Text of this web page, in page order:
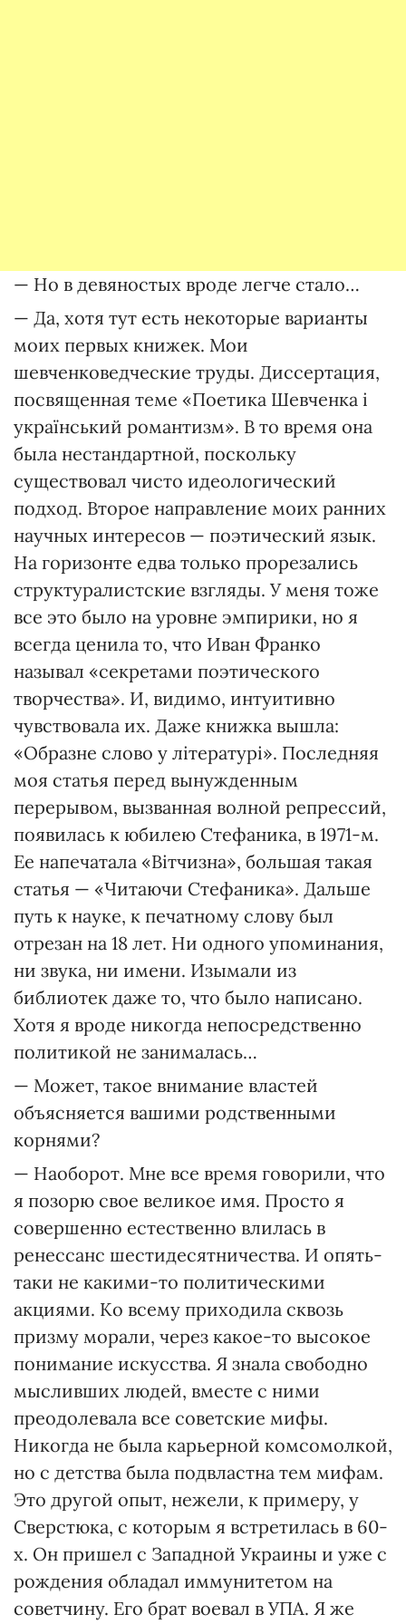
— Но в девяностых вроде легче стало…
— Да, хотя тут есть некоторые варианты
моих первых книжек. Мои
шевченковедческие труды. Диссертация,
посвященная теме «Поетика Шевченка і
український романтизм». В то время она
была нестандартной, поскольку
существовал чисто идеологический
подход. Второе направление моих ранних
научных интересов — поэтический язык.
На горизонте едва только прорезались
структуралистские взгляды. У меня тоже
все это было на уровне эмпирики, но я
всегда ценила то, что Иван Франко
называл «секретами поэтического
творчества». И, видимо, интуитивно
чувствовала их. Даже книжка вышла:
«Образне слово у літературі». Последняя
моя статья перед вынужденным
перерывом, вызванная волной репрессий,
появилась к юбилею Стефаника, в 1971-м.
Ее напечатала «Вітчизна», большая такая
статья — «Читаючи Стефаника». Дальше
путь к науке, к печатному слову был
отрезан на 18 лет. Ни одного упоминания,
ни звука, ни имени. Изымали из
библиотек даже то, что было написано.
Хотя я вроде никогда непосредственно
политикой не занималась…
— Может, такое внимание властей
объясняется вашими родственными
корнями?
— Наоборот. Мне все время говорили, что
я позорю свое великое имя. Просто я
совершенно естественно влилась в
ренессанс шестидесятничества. И опять-
таки не какими-то политическими
акциями. Ко всему приходила сквозь
призму морали, через какое-то высокое
понимание искусства. Я знала свободно
мысливших людей, вместе с ними
преодолевала все советские мифы.
Никогда не была карьерной комсомолкой,
но с детства была подвластна тем мифам.
Это другой опыт, нежели, к примеру, у
Сверстюка, с которым я встретилась в 60-
х. Он пришел с Западной Украины и уже с
рождения обладал иммунитетом на
советчину. Его брат воевал в УПА. Я же